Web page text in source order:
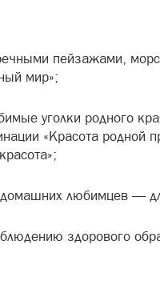
пейзажами,
мир»;
уголки родного
«Красота родной
любимцев —
здорового